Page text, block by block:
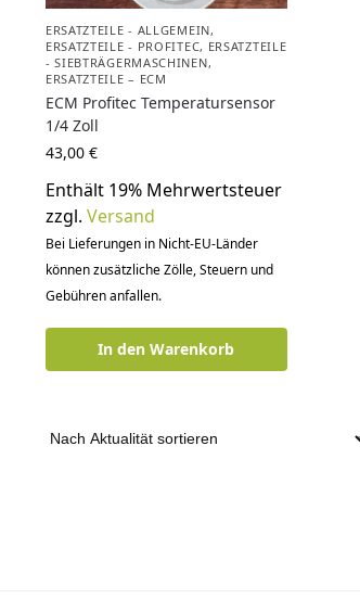
ERSATZTEILE - ALLGEMEIN,
ERSATZTEILE - PROFITEC, ERSATZTEILE
- SIEBTRÄGERMASCHINEN,
ERSATZTEILE – ECM
ECM Profitec Temperatursensor
1/4 Zoll
43,00 €
Enthält 19% Mehrwertsteuer
zzgl. Versand
Bei Lieferungen in Nicht-EU-Länder
können zusätzliche Zölle, Steuern und
Gebühren anfallen.
In den Warenkorb